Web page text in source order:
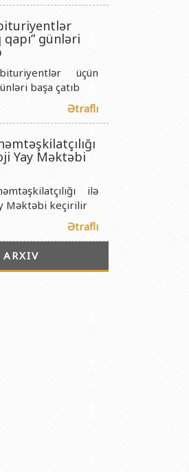
Şəxsi
qapı” günləri
üçün
başa çatıb
Ətraflı
Yay Məktəbi
ilə
Məktəbi keçirilir
Ətraflı
ARXIV